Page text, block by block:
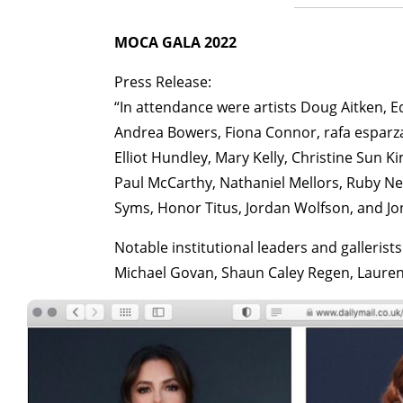
MOCA GALA 2022
Press Release:
“In attendance were artists Doug Aitken,
Andrea Bowers, Fiona Connor, rafa
Elliot Hundley, Mary Kelly, Christine Sun
Paul McCarthy, Nathaniel Mellors, Ruby
Syms, Honor Titus, Jordan Wolfson, and
Notable institutional leaders and
Michael Govan, Shaun Caley Regen,